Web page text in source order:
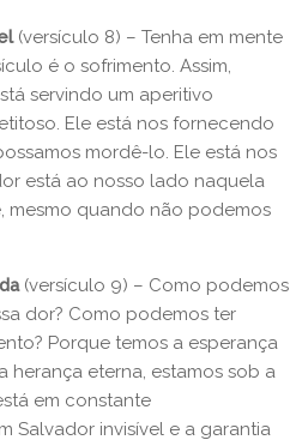
(versículo 8) – Tenha em mente
é o sofrimento. Assim,
servindo um aperitivo
Ele está nos fornecendo
mordê-lo. Ele está nos
está ao nosso lado naquela
mesmo quando não podemos
(versículo 9) – Como podemos
dor? Como podemos ter
Porque temos a esperança
herança eterna, estamos sob a
em constante
Salvador invisível e a garantia